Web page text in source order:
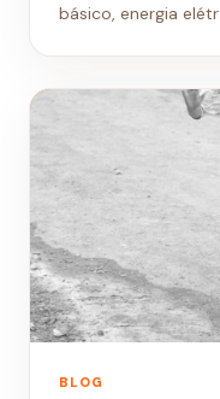
básico, energia elétr
BLOG